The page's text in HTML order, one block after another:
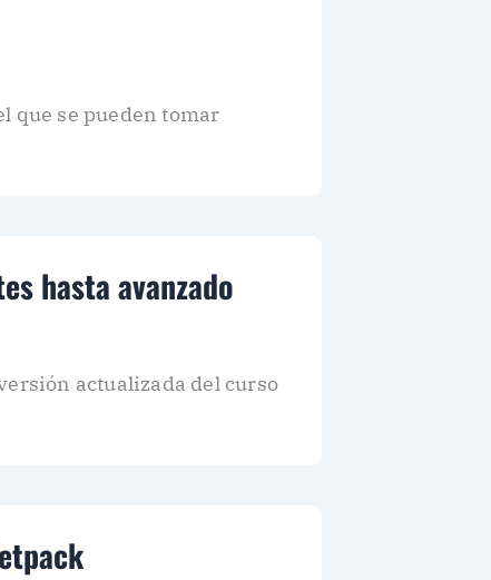
que se pueden tomar
hasta avanzado
actualizada del curso